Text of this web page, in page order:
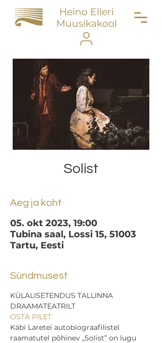
Heino Elleri
Muusikakool
Solist
Aeg ja koht
05. okt 2023, 19:00
Tubina saal, Lossi 15, 51003
Tartu, Eesti
Sündmusest
KÜLALISETENDUS TALLINNA
DRAAMATEATRILT
OSTA PILET
Käbi Laretei autobiograafilistel
raamatutel põhinev „Solist” on lugu